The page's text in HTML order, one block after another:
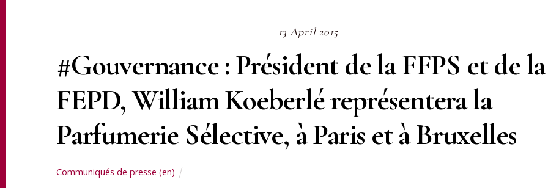
13 April 2015
#Gouvernance : Président de la FFPS et de la
FEPD, William Koeberlé représentera la
Parfumerie Sélective, à Paris et à Bruxelles
Communiqués de presse (en)